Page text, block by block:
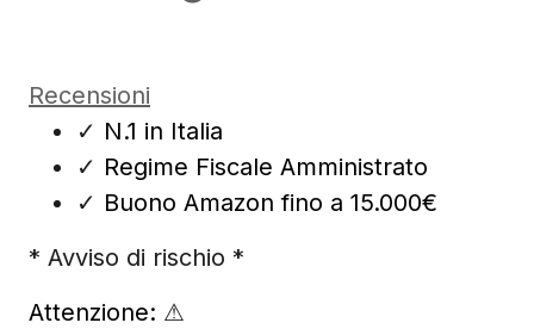
Recensioni
✓ N.1 in Italia
✓ Regime Fiscale Amministrato
✓ Buono Amazon fino a 15.000€
* Avviso di rischio *
Attenzione: ⚠